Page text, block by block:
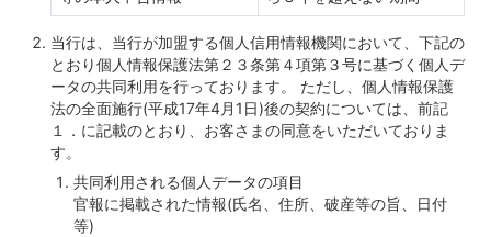
当行は、当行が加盟する個人信用情報機関において、下記の
とおり個人情報保護法第２３条第４項第３号に基づく個人デ
ータの共同利用を行っております。 ただし、個人情報保護
法の全面施行(平成17年4月1日)後の契約については、前記
１．に記載のとおり、お客さまの同意をいただいておりま
す。
共同利用される個人データの項目
官報に掲載された情報(氏名、住所、破産等の旨、日付
等)